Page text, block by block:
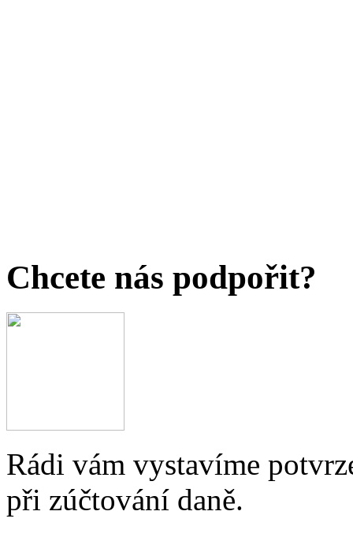
Chcete nás podpořit?
Rádi vám vystavíme
při zúčtování daně.